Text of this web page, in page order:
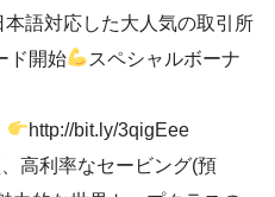
語対応した大人気の取引所
ド開始
スペシャルボーナ
http://bit.ly/3qigEee
高利率なセービング(預